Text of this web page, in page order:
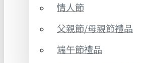
情人節
父親節/母親節禮品
端午節禮品